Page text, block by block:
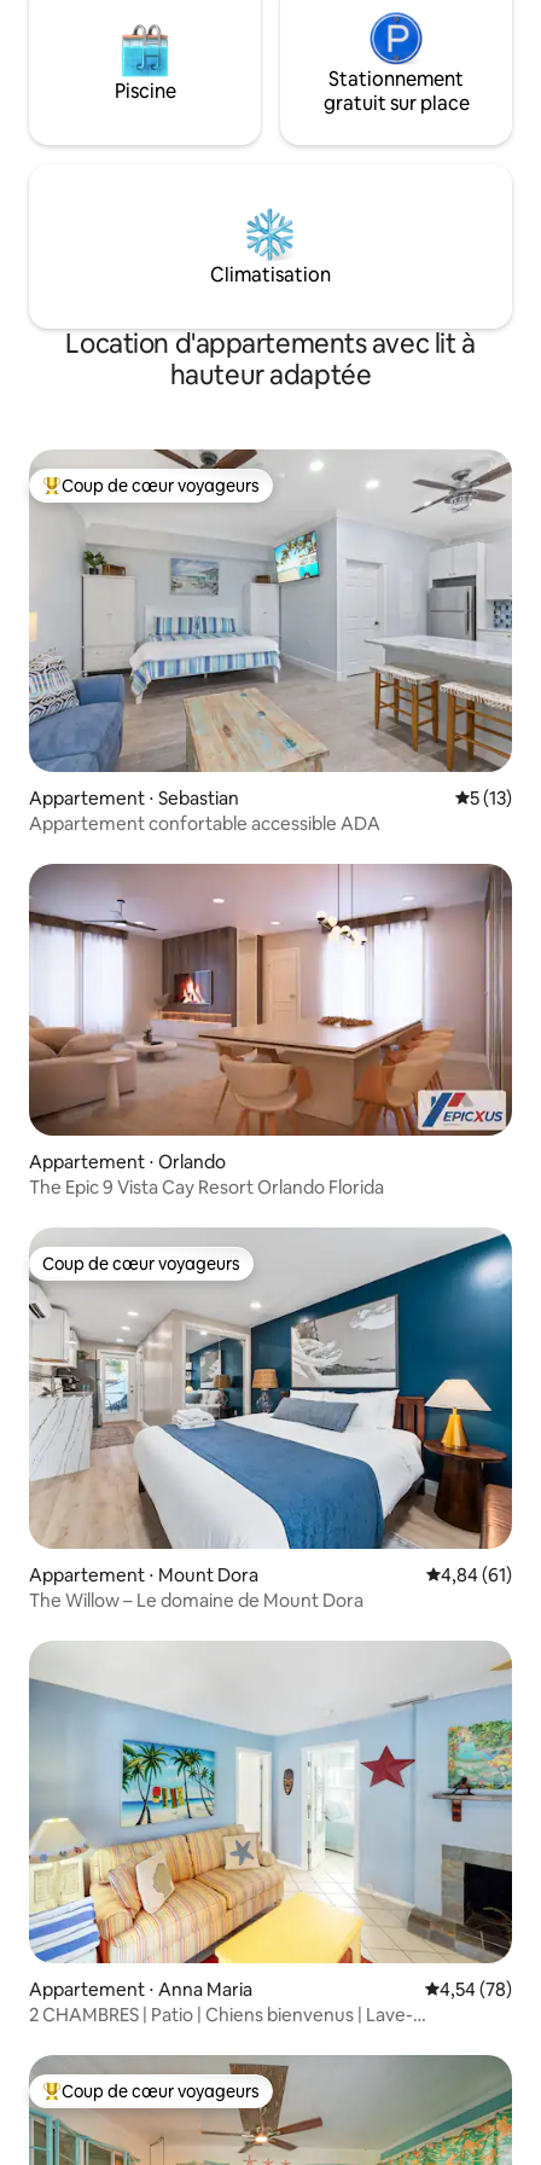
Piscine
Stationnement
gratuit sur place
Climatisation
Location d'appartements avec lit à
hauteur adaptée
Coups de cœur voyageurs les plus appréciés
Coup de cœur voyageurs
Appartement ⋅ Sebastian
5 (13)
Appartement confortable accessible ADA
Appartement ⋅ Orlando
The Epic 9 Vista Cay Resort Orlando Florida
Coup de cœur voyageurs
Coup de cœur voyageurs
Appartement ⋅ Mount Dora Évaluation
4,84 (61)
The Willow – Le domaine de Mount Dora
Appartement ⋅ Anna Maria Évaluation
4,54 (78)
2 CHAMBRES | Patio | Chiens bienvenus | Lave-
Coups de cœur voyageurs les plus appréciés
Coup de cœur voyageurs